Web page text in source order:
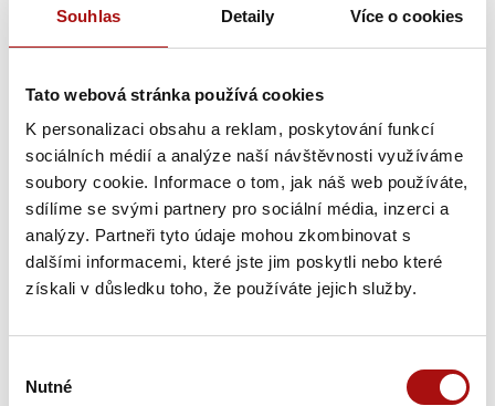
Souhlas Detaily Více o cookies
Tato webová stránka používá cookies
K personalizaci obsahu a reklam, poskytování funkcí
sociálních médií a analýze naší návštěvnosti využíváme
soubory cookie. Informace o tom, jak náš web používáte,
sdílíme se svými partnery pro sociální média, inzerci a
analýzy. Partneři tyto údaje mohou zkombinovat s
dalšími informacemi, které jste jim poskytli nebo které
získali v důsledku toho, že používáte jejich služby.
souhlasu
Nutné
Čtvrtek, 20. 08. 2026
20. 08. 2026
Hudba na vinicích: KOLLÁROVCI – CHÂTEAU
VALTICE, Valtice
20. 08. 2026
Letní procházka Znojmem s ochutnávkou vín,
Znojmo
20. 08. 2026